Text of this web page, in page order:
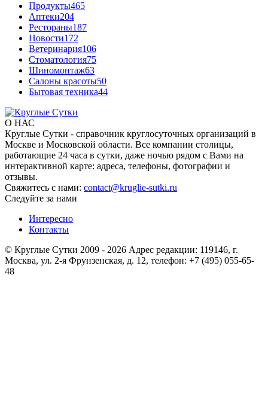
Продукты465
Аптеки204
Рестораны187
Новости172
Ветеринария106
Стоматология75
Шиномонтаж63
Салоны красоты50
Бытовая техника44
О НАС
Круглые Сутки - справочник круглосуточных организаций в
Москве и Московской области. Все компании столицы,
работающие 24 часа в сутки, даже ночью рядом с Вами на
интерактивной карте: адреса, телефоны, фотографии и
отзывы.
Свяжитесь с нами: contact@kruglie-sutki.ru
Следуйте за нами
Интересно
Контакты
© Круглые Сутки 2009 - 2026 Адрес редакции: 119146, г.
Москва, ул. 2-я Фрунзенская, д. 12, телефон: +7 (495) 055-65-
48